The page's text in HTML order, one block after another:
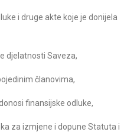
i druge akte koje je donijela
djelatnosti Saveza,
članovima,
finansijske odluke,
za izmjene i dopune Statuta i